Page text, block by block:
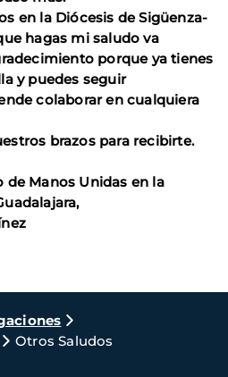
en la Diócesis de Sigüenza-
hagas mi saludo va
porque ya tienes
y puedes seguir
colaborar en cualquiera
brazos para recibirte.
de Manos Unidas en la
Otros Saludos